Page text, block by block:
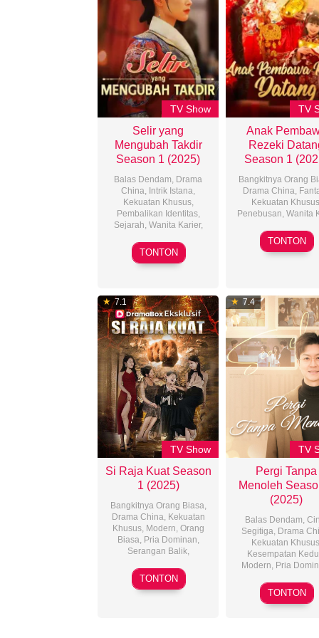
TV Show
Selir yang
Mengubah Takdir
Season 1 (2025)
Balas Dendam, Drama
China, Intrik Istana,
Kekuatan Khusus,
Pembalikan Identitas,
Sejarah, Wanita Karier,
22
Mar
TONTON
TV
Anak
Rezeki
Season 1
Bangkitnya Orang
Drama China,
Kekuatan Khusus
Penebusan, Wanita
21
May
TONTON
7.1
TV Show
Si Raja Kuat Season
1 (2025)
Bangkitnya Orang Biasa,
Drama China, Kekuatan
Khusus, Modern, Orang
Biasa, Pria Dominan,
Serangan Balik,
13
Mar
TONTON
7.4
TV
Pergi Tanpa
Menoleh
(2025)
Balas Dendam,
Segitiga, Drama
Kekuatan Khusus
Kesempatan
Modern, Pria
22
Nov
TONTON